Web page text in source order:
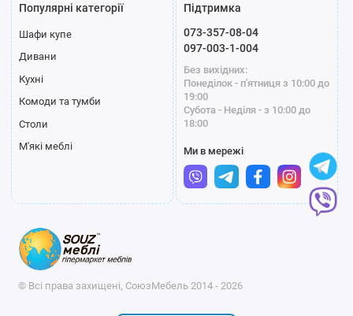
Популярні категорії
Шафи купе
Дивани
Кухні
Комоди та тумби
Столи
М'які меблі
Підтримка
073-357-08-04
097-003-1-004
Без вихідних:
Понеділок - п'ятниця з 10:00 до
19:00
Субота - Неділя - з 10:00 до
18:00
Ми в мережі
© Всі права захищені, СоюзМебель 2014 - 2026